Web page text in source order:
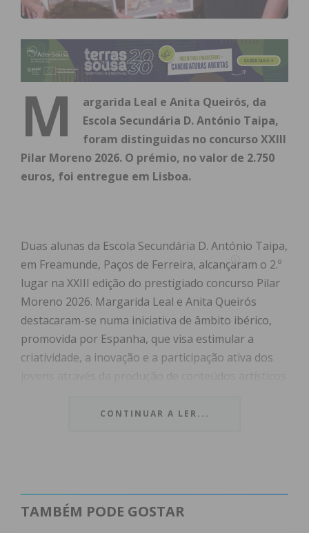
M
argarida Leal e Anita Queirós, da
Escola Secundária D. António Taipa,
foram distinguidas no concurso XXIII
Pilar Moreno 2026. O prémio, no valor de 2.750
euros, foi entregue em Lisboa.
Duas alunas da Escola Secundária D. António Taipa,
em Freamunde, Paços de Ferreira, alcançaram o 2.º
lugar na XXIII edição do prestigiado concurso Pilar
Moreno 2026. Margarida Leal e Anita Queirós
destacaram-se numa iniciativa de âmbito ibérico,
promovida por Espanha, que visa estimular a
criatividade, a inovação e a participação ativa dos
relevância educativa e social. Nesta edição de 2026,
CONTINUAR A LER...
TAMBÉM PODE GOSTAR